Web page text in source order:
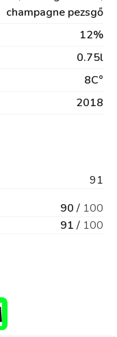
champagne pezsgő
12%
0.75l
8C°
2018
91
90 / 100
91 / 100